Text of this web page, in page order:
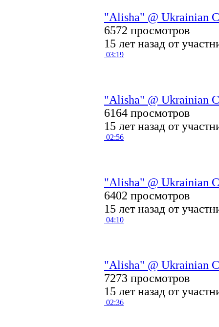
"Alisha" @ Ukrainian
6572 просмотров
15 лет назад от
03:19
"Alisha" @ Ukrainian
6164 просмотров
15 лет назад от
02:56
"Alisha" @ Ukrainian
6402 просмотров
15 лет назад от
04:10
"Alisha" @ Ukrainian
7273 просмотров
15 лет назад от
02:36